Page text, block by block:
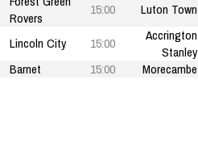
Rovers
15:00
Luton Town
Lincoln City
15:00
Accrington
Stanley
Barnet
15:00 Morecambe